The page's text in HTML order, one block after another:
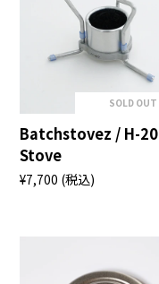
SOLD OUT
Batchstovez / H-20
Stove
¥7,700 (税込)